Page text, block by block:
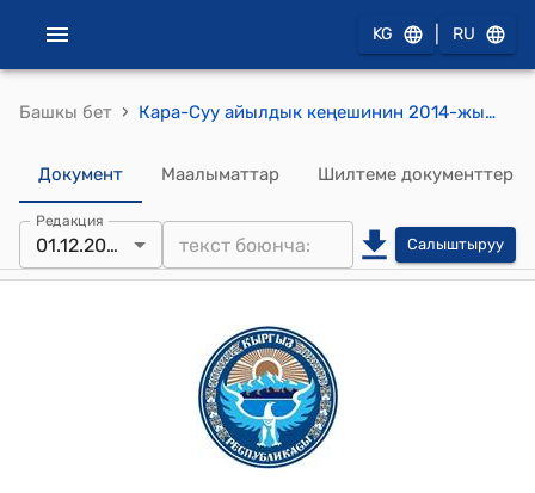
KG RU
Башкы бет › Кара-Суу айылдык кеңешинин 2014-жылдын 1-декабрындагы № 1 "Кара-Суу айыл аймагындагы жерлерди трансформация кылуу жөнүндө" токтому
Документ Маалыматтар Шилтеме документтер
Редакция
01.12.2014 Салыштыруу